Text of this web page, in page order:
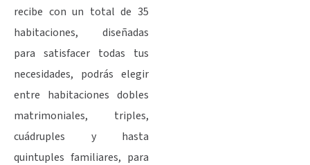
recibe con un total de 35
habitaciones, diseñadas
para satisfacer todas tus
necesidades, podrás elegir
entre habitaciones dobles
matrimoniales, triples,
cuádruples y hasta
quintuples familiares, para